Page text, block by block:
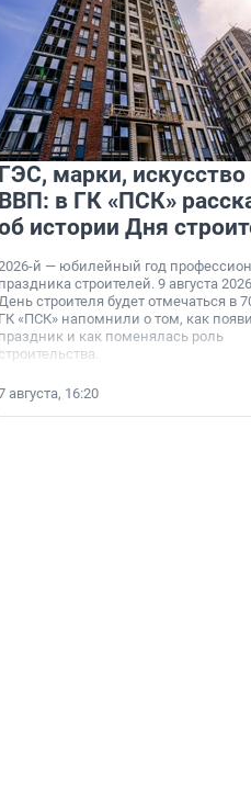
ГЭС, марки, искусство
ВВП: в ГК «ПСК»
истории Дня
й — юбилейный год
праздника строителей. 9 августа
строителя будет отмечаться в
ГК «ПСК» напомнили о том, как
праздник и как поменялась роль
строительства.
августа, 16:20